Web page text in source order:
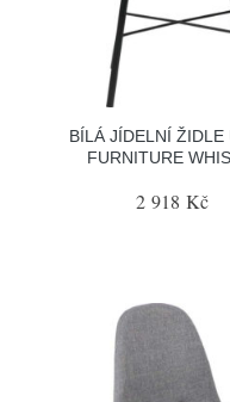
BÍLÁ JÍDELNÍ ŽIDLE
FURNITURE
2 918 Kč